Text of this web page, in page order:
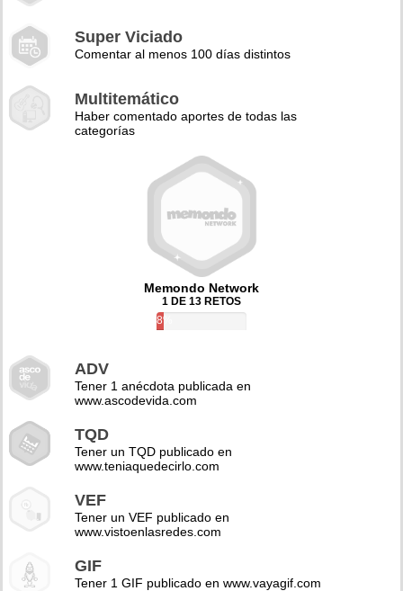
Super Viciado
Comentar al menos 100 días distintos
Multitemático
Haber comentado aportes de todas las
categorías
Memondo Network
1 DE 13 RETOS
8%
ADV
Tener 1 anécdota publicada en
www.ascodevida.com
TQD
Tener un TQD publicado en
www.teniaquedecirlo.com
VEF
Tener un VEF publicado en
www.vistoenlasredes.com
GIF
Tener 1 GIF publicado en www.vayagif.com